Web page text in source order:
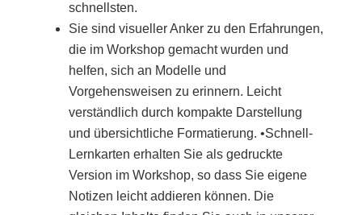
schnellsten.
Sie sind visueller Anker zu den Erfahrungen,
die im Workshop gemacht wurden und
helfen, sich an Modelle und
Vorgehensweisen zu erinnern. Leicht
verständlich durch kompakte Darstellung
und übersichtliche Formatierung. •Schnell-
Lernkarten erhalten Sie als gedruckte
Version im Workshop, so dass Sie eigene
Notizen leicht addieren können. Die